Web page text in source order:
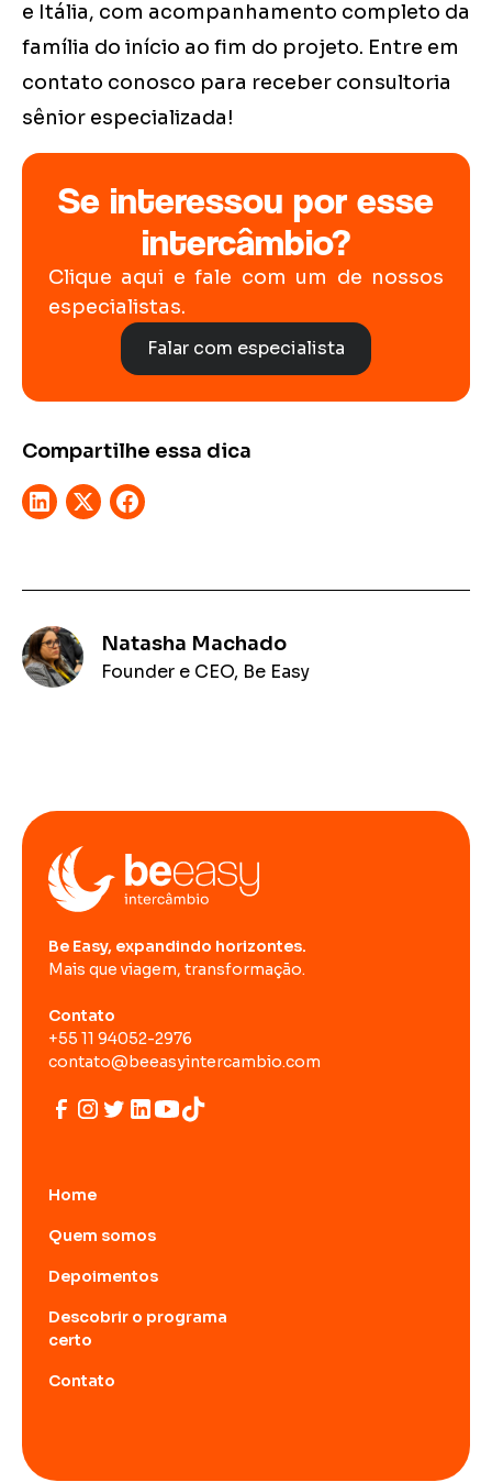
e Itália, com acompanhamento completo da
família do início ao fim do projeto. Entre em
contato conosco para receber consultoria
sênior especializada!
Se interessou por esse
intercâmbio?
Clique aqui e fale com um de nossos
especialistas.
Falar com especialista
Compartilhe essa dica
Natasha Machado
Founder e CEO, Be Easy
Be Easy, expandindo horizontes.
Mais que viagem, transformação.
Contato
+55 11 94052-2976
contato@beeasyintercambio.com
Home
Quem somos
Depoimentos
Descobrir o programa
certo
Contato